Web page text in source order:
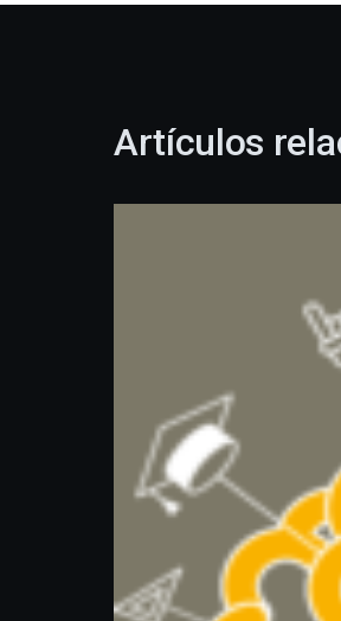
Artículos